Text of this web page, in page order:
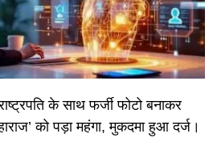
के साथ फर्जी फोटो बनाकर
को पड़ा महंगा, मुकदमा हुआ दर्ज।